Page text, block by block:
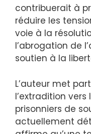
contribuerait à
réduire les
voie à la
l’abrogation de
soutien à la
L’auteur met
l’extradition vers
prisonniers de
actuellement